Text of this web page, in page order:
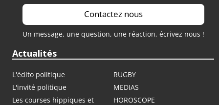
Contactez nous
Un message, une question, une réaction, écrivez nous !
Actualités
L'édito politique
RUGBY
L'invité politique
MEDIAS
Les courses hippiques et
HOROSCOPE